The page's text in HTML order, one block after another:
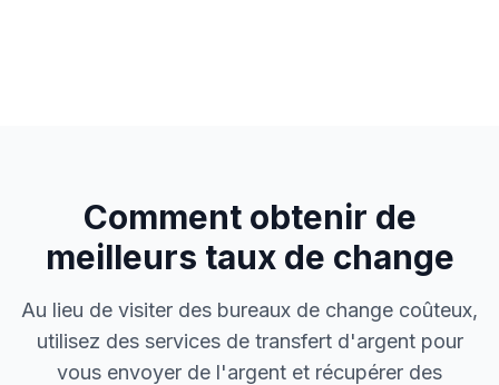
Comment obtenir de
meilleurs taux de change
Au lieu de visiter des bureaux de change coûteux,
utilisez des services de transfert d'argent pour
vous envoyer de l'argent et récupérer des